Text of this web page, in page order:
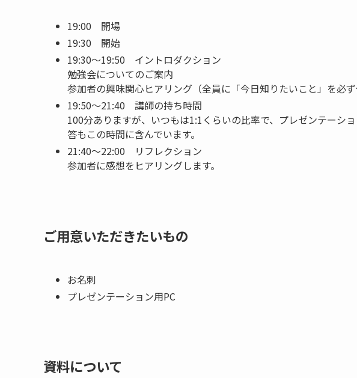
19:00 開場
19:30 開始
19:30～19:50 イントロダクション
勉強会についてのご案内
参加者の興味関心ヒアリング（全員に「今日知りたいこと」を必ず
19:50～21:40 講師の持ち時間
100分ありますが、いつもは1:1くらいの比率で、プレゼンテーシ
答もこの時間に含んでいます。
21:40～22:00 リフレクション
参加者に感想をヒアリングします。
ご用意いただきたいもの
お名刺
プレゼンテーション用PC
資料について